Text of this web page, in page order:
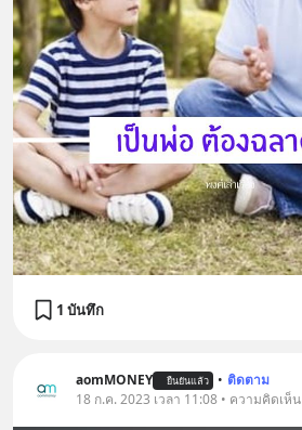
1 บันทึก
aomMONEY ยืนยันแล้ว • ติดตาม
18 ก.ค. 2023 เวลา 11:08 • ความคิดเห็น